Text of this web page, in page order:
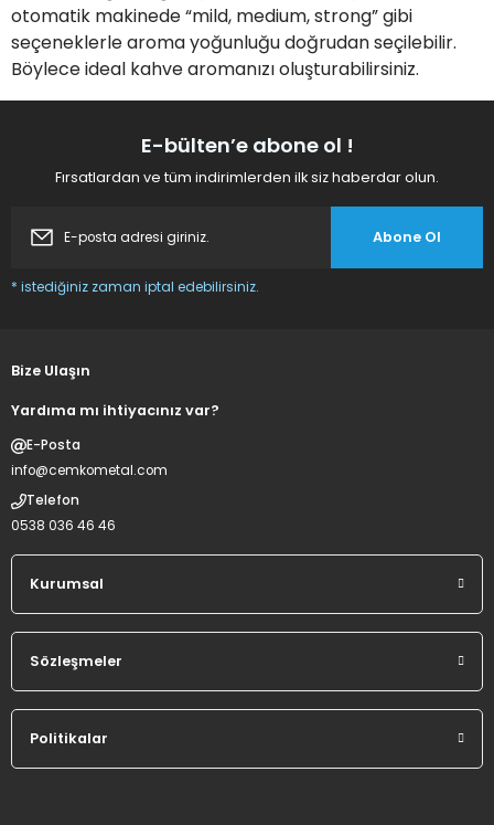
otomatik makinede “mild, medium, strong” gibi
seçeneklerle aroma yoğunluğu doğrudan seçilebilir.
Böylece ideal kahve aromanızı oluşturabilirsiniz.
E-bülten’e abone ol !
Fırsatlardan ve tüm indirimlerden ilk siz haberdar olun.
Abone Ol
* istediğiniz zaman iptal edebilirsiniz.
Bize Ulaşın
Yardıma mı ihtiyacınız var?
E-Posta
info@cemkometal.com
Telefon
0538 036 46 46
Kurumsal
Sözleşmeler
Politikalar